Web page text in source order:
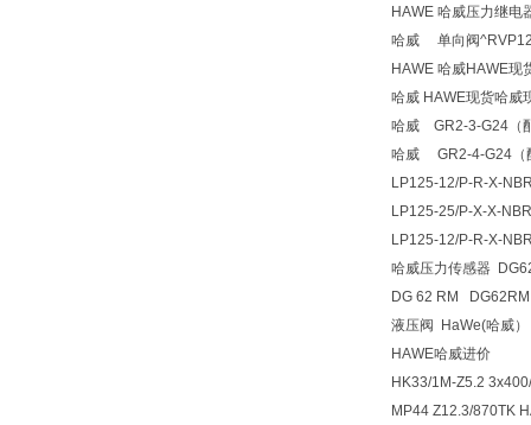
HAWE 哈威压力继电
哈威 单向阀
HAWE 哈威HAWE现
哈威 HAWE现货哈威
哈威 GR2-3-G24（
哈威 GR2-4-G24
LP125-12/P-R-X-
LP125-25/P-X-X-
LP125-12/P-R-X-
哈威压力传感器
DG 62 RM DG62RM
液压阀 HaWe(哈威）
HAWE哈威进价
HK33/1M-Z5.2
MP44 Z12.3/870TK